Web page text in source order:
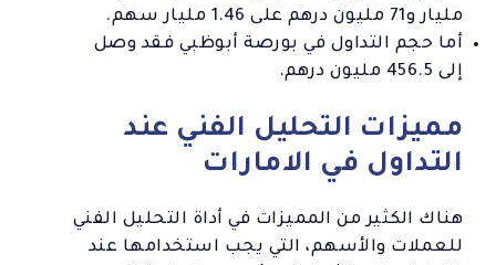
مليار و71 مليون درهم على 1.46 مليار سهم.
أما حجم التداول في بورصة أبوظبي فقد وصل
مميزات التحليل الفني عند
التداول في الامارات
هناك الكثير من المميزات في أداة التحليل الفني
للعملات والأسهم، التي يجب استخدامها عند